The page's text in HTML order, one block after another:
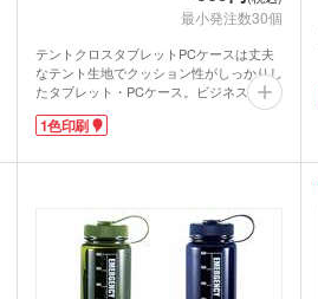
最小発注数30個
テントクロスタブレットPCケースは丈夫
なテント生地でクッション性がしっかりし
たタブレット・PCケース。ビジネスマン
のテレワーク増加とともに、GIGAスクー
ル構想で小中学生がタブレットやPCを学
グに収まる保護ケースは必需品!縦型でラ
10インチのタブレットやA4サイズがすっ
ぽり入る大きさ。ノートPCも13インチ程
度まで入ります。クリアファイルやメモ、
手紙が入る外ポケットつき。学習に便利な
1色印刷